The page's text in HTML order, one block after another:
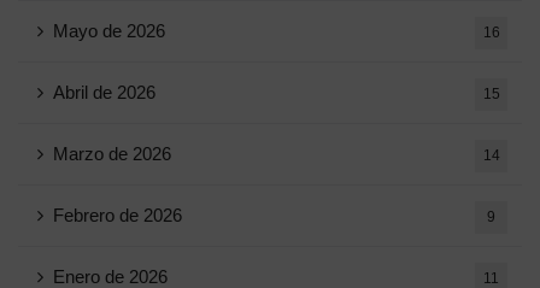
Mayo de 2026 16
Abril de 2026 15
Marzo de 2026 14
Febrero de 2026 9
Enero de 2026 11